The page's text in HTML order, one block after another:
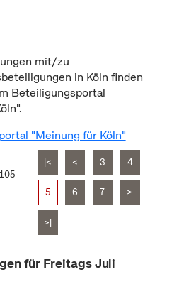
mit/zu
in Köln finden
Beteiligungsportal
"Meinung für Köln"
|< < 3 4
5 6 7 >
>|
für Freitags Juli